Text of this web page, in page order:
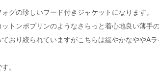
グの珍しいフード付きジャケットになります。
トンポプリンのようなさらっと着心地良い薄手
おり絞られていますがこちらは緩やかなややA
。